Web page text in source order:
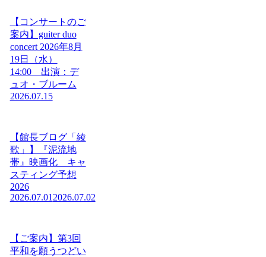
【コンサートのご
案内】guiter duo
concert 2026年8月
19日（水）
14:00 出演：デ
ュオ・ブルーム
2026.07.15
【館長ブログ「綾
歌」】『泥流地
帯』映画化 キャ
スティング予想
2026
2026.07.01 2026.07.02
【ご案内】第3回
平和を願うつどい